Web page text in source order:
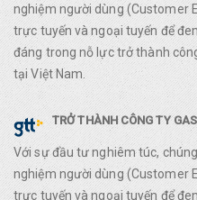
nghiệm người dùng (Customer
trực tuyến và ngoại tuyến để
đáng trong nỗ lực trở thành
tại Việt Nam.
TRỞ THÀNH CÔNG TY
Với sự đầu tư nghiêm túc,
nghiệm người dùng (Customer
trực tuyến và ngoại tuyến để